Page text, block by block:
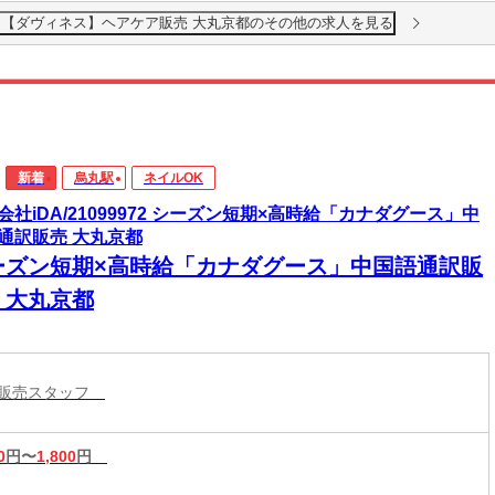
ダヴィネス】ヘアケア販売 大丸京都のその他の求人を見る
新着 烏丸駅 ネイルOK
社iDA/21099972 シーズン短期×高時給「カナダグース」中
訳販売 大丸京都
ズン短期×高時給「カナダグース」中国語通訳販
丸京都
売スタッフ
円〜1,800円